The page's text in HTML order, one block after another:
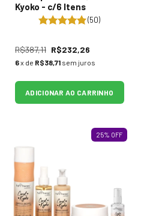
Kyoko - c/6 Itens
(50)
R$387,11 R$232,26
6x de R$38,71 sem juros
ADICIONAR AO CARRINHO
25% OFF